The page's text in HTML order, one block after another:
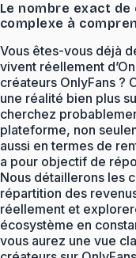
Le nombre exact
complexe à
Vous êtes-vous déjà
vivent réellement
créateurs OnlyFans ?
une réalité bien plus
cherchez
plateforme, non
aussi en termes de
a pour objectif de
Nous détaillerons les
répartition des
réellement et
écosystème en
vous aurez une vue